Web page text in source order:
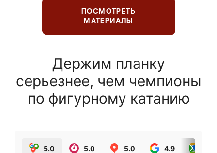
ПОСМОТРЕТЬ
МАТЕРИАЛЫ
Держим планку
серьезнее, чем чемпионы
по фигурному катанию
5.0 5.0 5.0 4.9